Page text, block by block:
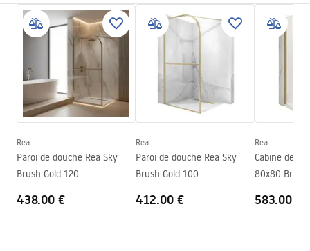
Type de robinet
Mitigeur
Méthode de montage
En surface
Réglage de la hauteur
Hauteur min.
Hauteur max.
1265mm
Bec de baignoire
Réglage de pression
Système Anti-calcaire
Oui
Entraxe des raccords
150mm
Informacije o bezbednosti
Safety_Information_Shower_set.pdf
Conditions de garantie
Warranty_Terms_and_Conditions_Faucets_-_5.pdf
Instructions de montage
Rea
Paroi de douche Rea Sky
Brush Gold 120
438.00 €
Rea
Paroi de douche Rea Sky
Brush Gold 100
412.00 €
Rea
Cabine de
80x80 Brush
583.00 €